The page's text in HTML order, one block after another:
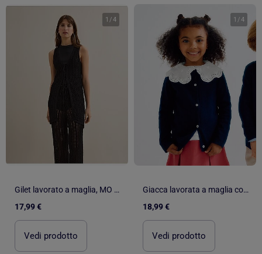
1 /4
Gilet lavorato a maglia, MO Fashion
17,99 €
Vedi prodotto
1 /4
Giacca lavorata a maglia con colletto rotondo
18,99 €
Vedi prodotto